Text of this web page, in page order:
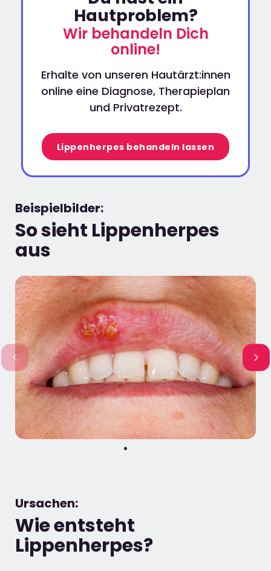
Hautproblem?
Wir behandeln Dich
online!
Erhalte von unseren Hautärzt:innen
online eine Diagnose, Therapieplan
und Privatrezept.
Lippenherpes behandeln lassen
Beispielbilder:
So sieht Lippenherpes
aus
Ursachen:
Wie entsteht
Lippenherpes?